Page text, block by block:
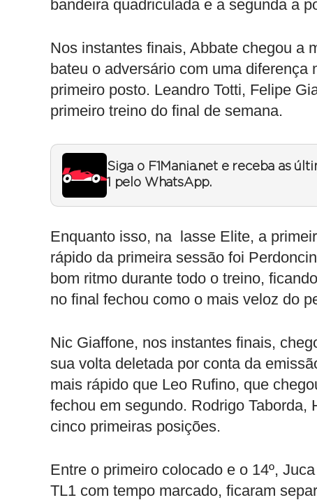
bandeira quadriculada e a segunda a
Nos instantes finais, Abbate chegou a
bateu o adversário com uma
primeiro posto. Leandro Totti, Felipe
primeiro treino do final de semana.
Siga o F1Mania.net e receba as
1 pelo WhatsApp.
Enquanto isso, na lasse Elite, a
rápido da primeira sessão foi
bom ritmo durante todo o treino,
no final fechou como o mais veloz do
Nic Giaffone, nos instantes finais,
sua volta deletada por conta da
mais rápido que Leo Rufino, que
fechou em segundo. Rodrigo
cinco primeiras posições.
Entre o primeiro colocado e o 14º,
TL1 com tempo marcado, ficaram